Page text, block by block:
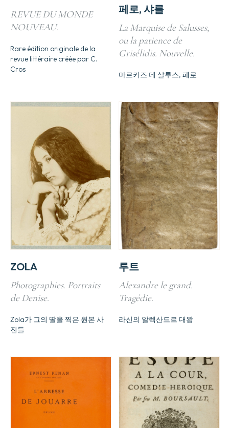
REVUE DU MONDE
NOUVEAU.
Rare édition originale de la
revue littéraire créée par C.
Cros
페로, 샤를
La Marquise de Salusses,
ou la patience de
Grisélidis. Nouvelle.
마르키즈 데 살루스, 페로
ZOLA
Photographies. Portraits
de Denise.
Zola가 그의 딸을 찍은 원본 사
진들
루트
Alexandre le grand.
Tragédie.
라신의 알렉산드르 대왕